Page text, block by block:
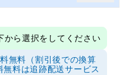
ら選択をしてください
無料（割引後での換算
料は追跡配送サービス